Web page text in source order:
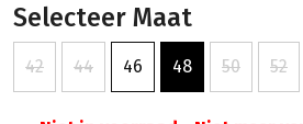
Selecteer Maat
42 44 46 48 50 52